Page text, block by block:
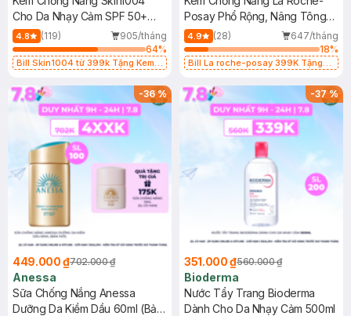
Cho Da Nhạy Cảm SPF 50+
50ml
4.8 (119)
905/tháng
64%
Bill Skin1004 từ 399k Tặng Kem
SPF 50+ 20ml (SL Có Hạn)
Posay Phổ Rộng, Nâng Tông
Kiềm Dầu 50ml
4.9 (28)
647/tháng
18%
Bill La roche-posay 399K Tặng
(SL có hạn)
-36%
449.000 ₫702.000 ₫
Anessa
Sữa Chống Nắng Anessa
Dưỡng Da Kiềm Dầu 60ml (Bản
-37%
351.000 ₫560.000 ₫
Bioderma
Nước Tẩy Trang Bioderma
Dành Cho Da Nhạy Cảm 500ml